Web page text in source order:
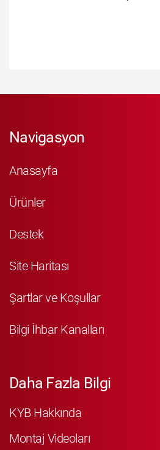
Navigasyon
Anasayfa
Ürünler
Destek
Site Haritası
Şartlar ve Koşullar
Bilgi İhbar Kanalları
Daha Fazla Bilgi
KYB Hakkında
Montaj Videoları